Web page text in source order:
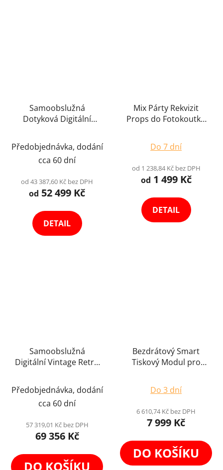
Samoobslužná
Dotyková Digitální
Párty Koutek Kiosek
Selfie Photo Booth +
Wifi Tiskárna Výběr
hodnocení
produktu
je
4,5
5
hvězdiček.
Předobjednávka, dodání
cca 60 dní
od 43 387,60 Kč bez DPH
od 52 499 Kč
DETAIL
Mix Párty Rekvizit
Props do Fotokoutků
s Textem Drevěné
Gravírované na Míru
hodnocení
produktu
je
z
Do 7 dní
od 1 238,84 Kč bez DPH
od 1 499 Kč
DETAIL
Samoobslužná
Digitální Vintage Retro
Fotobudka Pravý
Červený Dub Set s
Boxem na Tiskárnu
Booth s Výkonným PC
+ Wifi Tiskárna
Předobjednávka, dodání
cca 60 dní
57 319,01 Kč bez DPH
69 356 Kč
DO KOŠÍKU
Bezdrátový Smart
Tiskový Modul pro
WCM Plus
hodnocení
produktu
je
z
Do 3 dní
6 610,74 Kč bez DPH
7 999 Kč
DO KOŠÍKU
Chcem odoberať novinky
Prihlásením súhlasíte so zasielaním obchodných oznámení
a so spracovaním osobných údajov